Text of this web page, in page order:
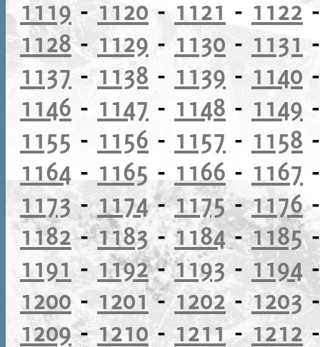
1119 -1120 - 1121 - 1122
1128- 1129 - 1130 - 1131
1137 - 1138 - 1139 - 1140
1146 - 1147 - 1148 - 1149
1155 - 1156 - 1157 - 1158
1164 - 1165 - 1166 - 1167
1173 - 1174-1175-1176
1182-1183- 1184-1185
1191 - 1192-1193 - 1194
1200 - 1201-1202-1203
1209-1210 - 1211-1212